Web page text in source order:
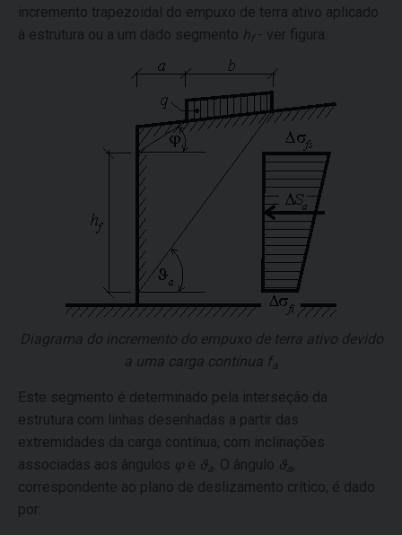
incremento trapezoidal do empuxo de terra ativo aplicado
à estrutura ou a um dado segmento hf - ver figura:
Diagrama do incremento do empuxo de terra ativo devido
a uma carga contínua fa
Este segmento é determinado pela interseção da
estrutura com linhas desenhadas a partir das
extremidades da carga contínua, com inclinações
associadas aos ângulos φ e ϑa . O ângulo ϑa,
correspondente ao plano de deslizamento crítico, é dado
por: